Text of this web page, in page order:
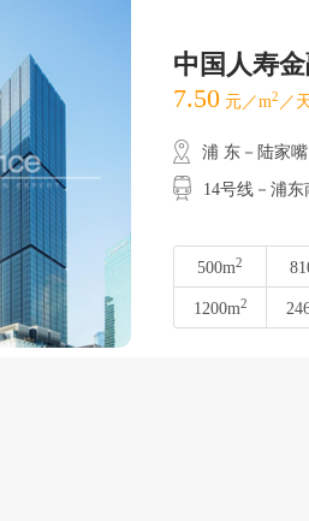
中国人寿
7.50 元／m2 ／
浦 东－陆家嘴
14号线－浦
500m2
1200m2